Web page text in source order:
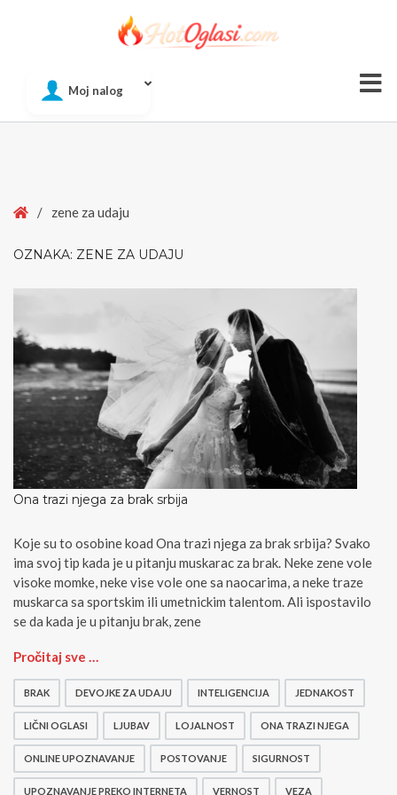
Moj nalog
Home
/ zene za udaju
OZNAKA: ZENE ZA UDAJU
Ona trazi njega za brak srbija
Koje su to osobine koad Ona trazi njega za brak srbija? Svako
ima svoj tip kada je u pitanju muskarac za brak. Neke zene vole
visoke momke, neke vise vole one sa naocarima, a neke traze
muskarca sa sportskim ili umetnickim talentom. Ali ispostavilo
se da kada je u pitanju brak, zene
O
t
a
i
Pročitaj sve …
BRAK DEVOJKE ZA UDAJU INTELIGENCIJA JEDNAKOST
LIČNI OGLASI LJUBAV LOJALNOST ONA TRAZI NJEGA
ONLINE UPOZNAVANJE POSTOVANJE SIGURNOST
UPOZNAVANJE PREKO INTERNETA VERNOST VEZA